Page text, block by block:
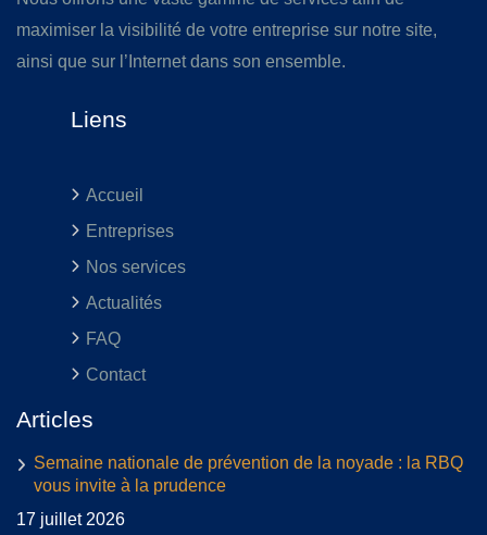
maximiser la visibilité de votre entreprise sur notre site,
ainsi que sur l’Internet dans son ensemble.
Liens
Accueil
Entreprises
Nos services
Actualités
FAQ
Contact
Articles
Semaine nationale de prévention de la noyade : la RBQ
vous invite à la prudence
17 juillet 2026